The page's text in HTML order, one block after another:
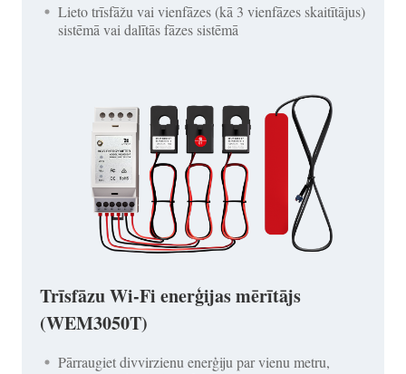
Lieto trīsfāžu vai vienfāzes (kā 3 vienfāzes skaitītājus)
sistēmā vai dalītās fāzes sistēmā
Trīsfāzu Wi-Fi enerģijas mērītājs
(WEM3050T)
Pārraugiet divvirzienu enerģiju par vienu metru,